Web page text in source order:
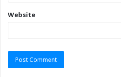
Website